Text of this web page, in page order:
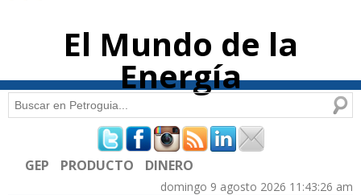
El Mundo de la
Energía
Formulario de búsqueda
Buscar
GEP PRODUCTO DINERO
domingo 9 agosto 2026 11:43:26 am